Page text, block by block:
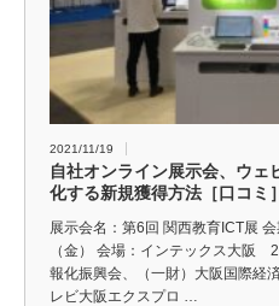
2021/11/19
自社オンライン展示会、ウ
化する新規獲得方法［口コ
展示会名：第6回 関西教育ICT展
（金） 会場：インテックス大阪
報化振興会、（一財）大阪国際経
レビ大阪エクスプロ …